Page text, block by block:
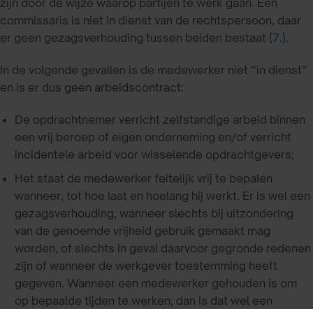
zijn door de wijze waarop partijen te werk gaan. Een
commissaris is niet in dienst van de rechtspersoon, daar
er geen gezagsverhouding tussen beiden bestaat (7.).
In de volgende gevallen is de medewerker niet “in dienst”
en is er dus geen arbeidscontract:
De opdrachtnemer verricht zelfstandige arbeid binnen
een vrij beroep of eigen onderneming en/of verricht
incidentele arbeid voor wisselende opdrachtgevers;
Het staat de medewerker feitelijk vrij te bepalen
wanneer, tot hoe laat en hoelang hij werkt. Er is wel een
gezagsverhouding, wanneer slechts bij uitzondering
van de genoemde vrijheid gebruik gemaakt mag
worden, of slechts in geval daarvoor gegronde redenen
zijn of wanneer de werkgever toestemming heeft
gegeven. Wanneer een medewerker gehouden is om
op bepaalde tijden te werken, dan is dat wel een